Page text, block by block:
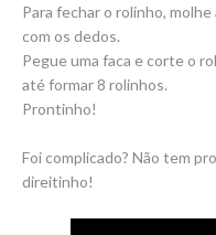
Para fechar o rolinho,
com os dedos.
Pegue uma faca e corte o
até formar 8 rolinhos.
Prontinho!
Foi complicado? Não tem
direitinho!